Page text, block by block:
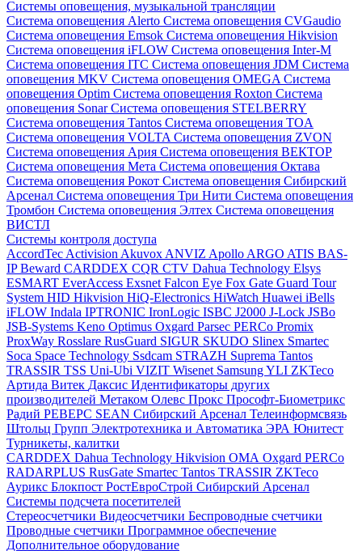
Системы оповещения, музыкальной трансляции
Система оповещения Alerto Система оповещения CVGaudio
Система оповещения Emsok Система оповещения Hikvision
Система оповещения iFLOW Система оповещения Inter-M
Система оповещения ITC Система оповещения JDM Система
оповещения MKV Система оповещения OMEGA Система
оповещения Optim Система оповещения Roxton Система
оповещения SonarСистема оповещения STELBERRY
Система оповещения Tantos Система оповещения TOA
Система оповещения VOLTA Система оповещения ZVON
Система оповещения Ария Система оповещения ВЕКТОР
Система оповещения Мета Система оповещения Октава
Система оповещения Рокот Система оповещения Сибирский
Арсенал Система оповещения Три Нити Система оповещения
Тромбон Система оповещения Элтех Система оповещения
ВИСТЛ
Системы контроля доступа
AccordTec Activision Akuvox ANVIZ Apollo ARGO ATIS BAS-
IPBeward CARDDEX CQR CTV Dahua Technology Elsys
ESMART EverAccess Exsnet Falcon Eye Fox Gate Guard Tour
System HID Hikvision HiQ-Electronics HiWatch Huawei iBells
iFLOW Indala IPTRONIC IronLogic ISBC J2000 J-Lock JSBo
JSB-Systems Keno Optimus Oxgard Parsec PERCo Promix
ProxWay Rosslare RusGuard SIGUR SKUDO Slinex Smartec
Soca Space Technology Ssdcam STRAZH Suprema Tantos
TRASSIR TSS Uni-Ubi VIZIT Wisenet SamsungYLI ZKTeco
Артида Витек Даксис Идентификаторы других
производителей Метаком Олевс Прокс Прософт-Биометрикс
Радий РЕВЕРС SEAN Сибирский Арсенал Телеинформсвязь
Штольц Групп Электротехника и Автоматика ЭРА Юнитест
Турникеты, калитки
CARDDEX Dahua Technology Hikvision ОМА Oxgard PERCo
RADARPLUS RusGate Smartec Tantos TRASSIR ZKTeco
Аурикс Блокпост РостЕвроСтрой Сибирский Арсенал
Системы подсчета посетителей
Стереосчетчики Видеосчетчики Беспроводные счетчики
Проводные счетчики Программное обеспечение
Дополнительное оборудование